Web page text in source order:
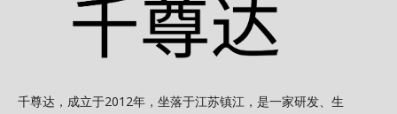
千尊达，成立于2012年，坐落于江苏镇江，是一家研发、生